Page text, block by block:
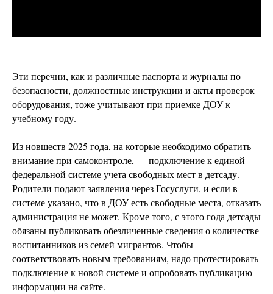
Эти перечни, как и различные паспорта и журналы по
безопасности, должностные инструкции и акты проверок
оборудования, тоже учитывают при приемке ДОУ к
учебному году.
Из новшеств 2025 года, на которые необходимо обратить
внимание при самоконтроле, — подключение к единой
федеральной системе учета свободных мест в детсаду.
Родители подают заявления через Госуслуги, и если в
системе указано, что в ДОУ есть свободные места, отказать
администрация не может. Кроме того, с этого года детсады
обязаны публиковать обезличенные сведения о количестве
воспитанников из семей мигрантов. Чтобы
соответствовать новым требованиям, надо протестировать
подключение к новой системе и опробовать публикацию
информации на сайте.